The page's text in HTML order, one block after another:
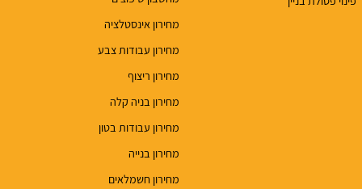
מחירון אינסטלציה
מחירון עבודות צבע
מחירון ריצוף
מחירון בניה קלה
מחירון עבודות בטון
מחירון בנייה
מחירון חשמלאים